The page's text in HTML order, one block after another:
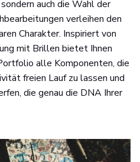
auch die Wahl der
verleihen den
Charakter. Inspiriert von
mit Brillen bietet Ihnen
alle Komponenten, die
freien Lauf zu lassen und
die genau die DNA Ihrer